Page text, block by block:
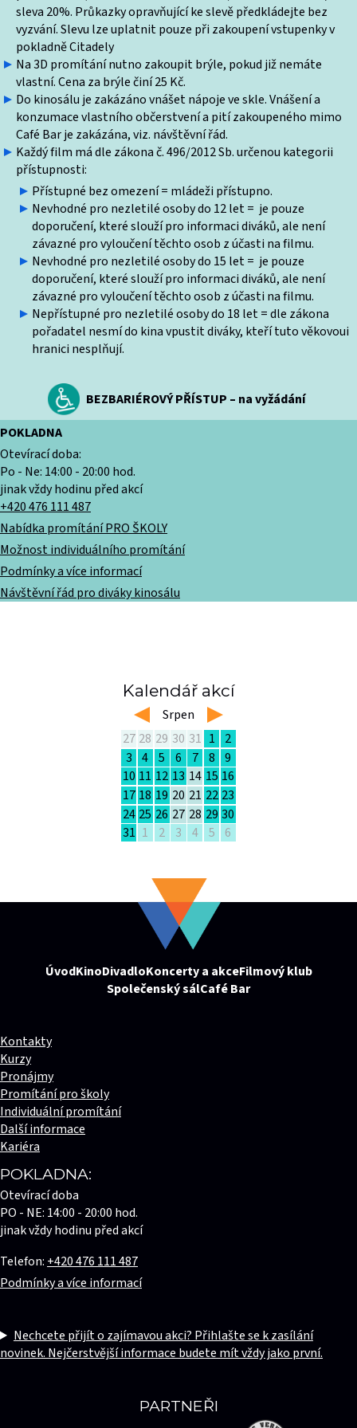
sleva 20%. Průkazky opravňující ke slevě předkládejte bez
vyzvání. Slevu lze uplatnit pouze při zakoupení vstupenky v
pokladně Citadely
Na 3D promítání nutno zakoupit brýle, pokud již nemáte
vlastní. Cena za brýle činí 25 Kč.
Do kinosálu je zakázáno vnášet nápoje ve skle. Vnášení a
konzumace vlastního občerstvení a pití zakoupeného mimo
Café Bar je zakázána, viz. návštěvní řád.
Každý film má dle zákona č. 496/2012 Sb. určenou kategorii
přístupnosti:
Přístupné bez omezení = mládeži přístupno.
Nevhodné pro nezletilé osoby do 12 let = je pouze
doporučení, které slouží pro informaci diváků, ale není
závazné pro vyloučení těchto osob z účasti na filmu.
Nevhodné pro nezletilé osoby do 15 let = je pouze
doporučení, které slouží pro informaci diváků, ale není
závazné pro vyloučení těchto osob z účasti na filmu.
Nepřístupné pro nezletilé osoby do 18 let = dle zákona
pořadatel nesmí do kina vpustit diváky, kteří tuto věkovoui
hranici nesplňují.
BEZBARIÉROVÝ PŘÍSTUP – na vyžádání
POKLADNA
Otevírací doba:
Po - Ne: 14:00 - 20:00 hod.
jinak vždy hodinu před akcí
+420 476 111 487
Nabídka promítání PRO ŠKOLY
Možnost individuálního promítání
Podmínky a více informací
Návštěvní řád pro diváky kinosálu
Kalendář akcí
left Srpen right
27 28 29 30 31 1
2
3
4 5 6 7 8
9
10 11 12 13 14 15 16
17 18 19 20 21 22 23
24 25 26 27 28 29 30
31 1 2 3 4 5 6
ÚvodKinoDivadloKoncerty a akceFilmový klub
Společenský sálCafé Bar
PARTNEŘI
Kontakty
Kurzy
Pronájmy
Promítání pro školy
Individuální promítání
Další informace
Kariéra
POKLADNA:
Otevírací doba
PO - NE: 14:00 - 20:00 hod.
jinak vždy hodinu před akcí
Telefon: +420 476 111 487
Podmínky a více informací
Nechcete přijít o zajímavou akci? Přihlašte se k zasílání
novinek. Nejčerstvější informace budete mít vždy jako první.